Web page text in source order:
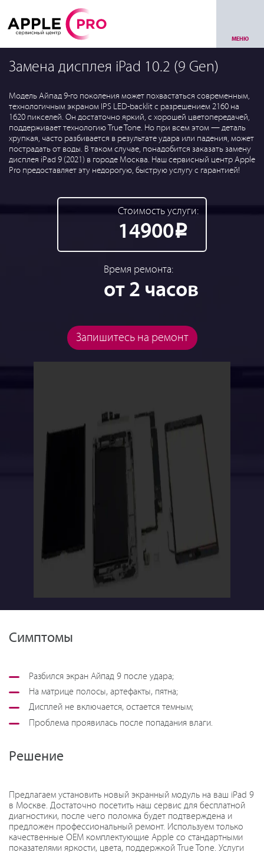
МЕНЮ
Замена дисплея iPad 10.2 (9 Gen)
Модель Айпад 9-го поколения может похвастаться современным,
технологичным экраном IPS LED-backlit с разрешением 2160 на
1620 пикселей. Он достаточно яркий, с хорошей цветопередачей,
поддерживает технологию True Tone. Но при всем этом — деталь
хрупкая, часто разбивается в результате удара или падения, может
пострадать от воды. В таком случае, понадобится заказать замену
дисплея iPad 9 (2021) в городе Москва. Наш сервисный центр Apple
Pro предоставляет эту недорогую, быструю услугу с гарантией!
Стоимость услуги:
14900Р
Время ремонта:
от 2 часов
Запишитесь на ремонт
Симптомы
Разбился экран Айпад 9 после удара;
На матрице полосы, артефакты, пятна;
Дисплей не включается, остается темным;
Проблема проявилась после попадания влаги.
Решение
Предлагаем установить новый экранный модуль на ваш iPad 9
в Москве. Достаточно посетить наш сервис для бесплатной
диагностики, после чего поломка будет подтверждена и
предложен профессиональный ремонт. Используем только
качественные OEM комплектующие Apple со стандартными
показателями яркости, цвета, поддержкой True Tone. Услуги